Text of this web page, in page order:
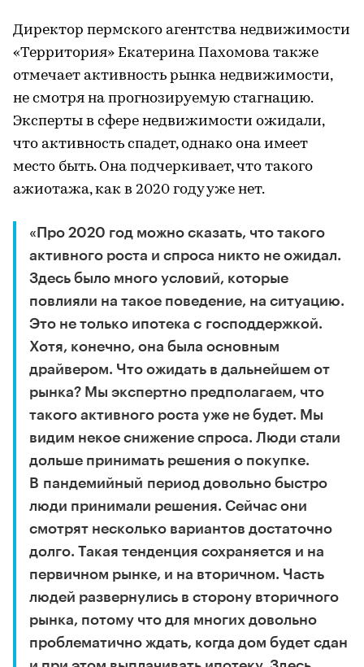
Директор пермского агентства недвижимости
«Территория» Екатерина Пахомова также
отмечает активность рынка недвижимости,
не смотря на прогнозируемую стагнацию.
Эксперты в сфере недвижимости ожидали,
что активность спадет, однако она имеет
место быть. Она подчеркивает, что такого
ажиотажа, как в 2020 году уже нет.
«Про 2020 год можно сказать, что такого
активного роста и спроса никто не ожидал.
Здесь было много условий, которые
повлияли на такое поведение, на ситуацию.
Это не только ипотека с господдержкой.
Хотя, конечно, она была основным
драйвером. Что ожидать в дальнейшем от
рынка? Мы экспертно предполагаем, что
такого активного роста уже не будет. Мы
видим некое снижение спроса. Люди стали
дольше принимать решения о покупке.
В пандемийный период довольно быстро
люди принимали решения. Сейчас они
смотрят несколько вариантов достаточно
долго. Такая тенденция сохраняется и на
первичном рынке, и на вторичном. Часть
людей развернулись в сторону вторичного
рынка, потому что для многих довольно
проблематично ждать, когда дом будет сдан